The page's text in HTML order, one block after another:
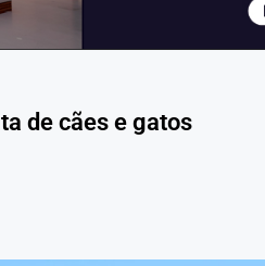
de cães e gatos